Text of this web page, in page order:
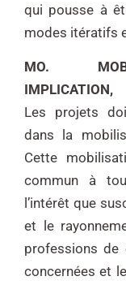
qui pousse à
modes itératifs
MO.
IMPLICATION,
Les projets
dans la
Cette
commun à
l’intérêt que
et le
professions de
concernées et